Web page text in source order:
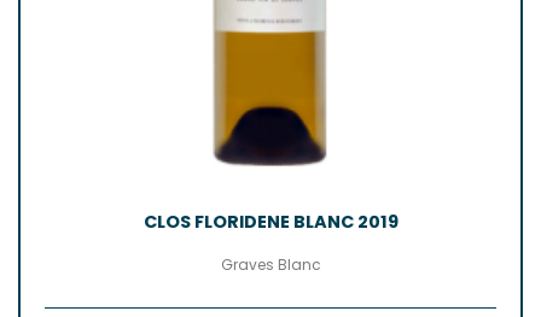
CLOS FLORIDENE BLANC 2019
Graves Blanc